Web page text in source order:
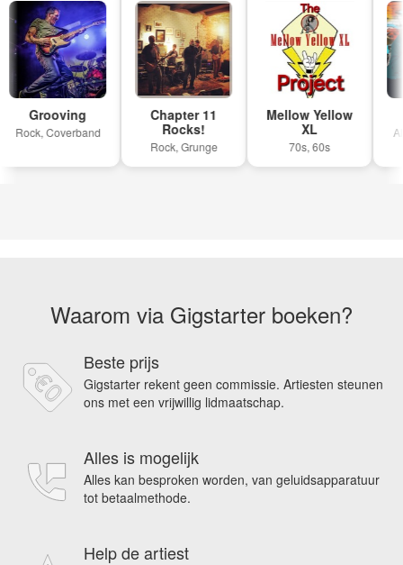
Grooving
Rock, Coverband
Chapter 11
Rocks!
Rock, Grunge
Mellow Yellow
XL
70s, 60s
Waarom via Gigstarter boeken?
Beste prijs
Gigstarter rekent geen commissie. Artiesten steunen
ons met een vrijwillig lidmaatschap.
Alles is mogelijk
Alles kan besproken worden, van geluidsapparatuur
tot betaalmethode.
Help de artiest